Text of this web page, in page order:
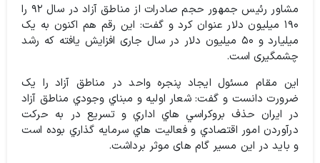
مشاور رئیس جمهور حجم صادرات از مناطق آزاد در سال ۹۲ را
۱۹۰ میلیون دلار عنوان کرد و گفت: این رقم هم اکنون به یک
میلیارد و ۵۰ میلیون دلار در سال جاری افزایش یافته که رشد
چشمگیری است.
این مقام مسئول ایجاد پنجره واحد در مناطق آزاد را یک
ضرورت دانست و گفت: شعار اوليه و مبناي وجودي مناطق آزاد
در ايران حذف بروكراسي هاي اداري و تسريع در به حركت
درآوردن امور اقتصادي و فعاليت هاي سرمايه گذاري بوده است
و باید در این مسیر گام های موثر برداشت.